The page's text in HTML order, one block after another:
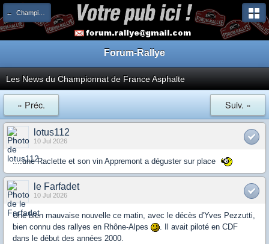
← Championnat de France
Forum-Rallye
Les News du Championnat de France Asphalte
« Préc. Suiv. »
lotus112
10 Jul 2026
....une Raclette et son vin Appremont a déguster sur place
le Farfadet
10 Jul 2026
Une bien mauvaise nouvelle ce matin, avec le décès d'Yves Pezzutti,
bien connu des rallyes en Rhône-Alpes
. Il avait piloté en CDF
dans le début des années 2000.